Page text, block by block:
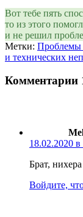
Вот тебе пять
то из этого
и не решил
Метки: Проблемы
и технических
Комментарии
18.02.2020 в
Брат,
Войдите,